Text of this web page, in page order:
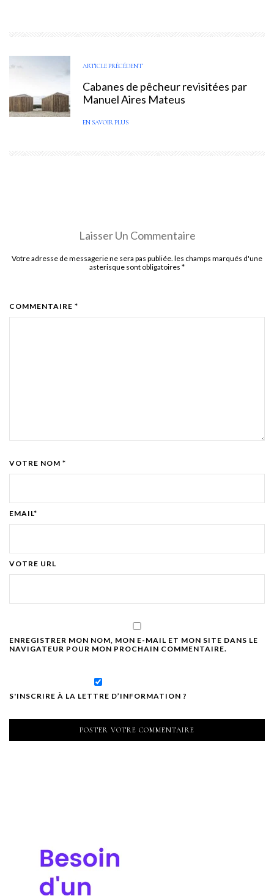
ARTICLE PRÉCÉDENT
Cabanes de pêcheur revisitées par
Manuel Aires Mateus
EN SAVOIR PLUS
Laisser Un Commentaire
Votre adresse de messagerie ne sera pas publiée. les champs marqués d'une
asterisque sont obligatoires *
COMMENTAIRE *
VOTRE NOM *
EMAIL*
VOTRE URL
ENREGISTRER MON NOM, MON E-MAIL ET MON SITE DANS LE
NAVIGATEUR POUR MON PROCHAIN COMMENTAIRE.
S'INSCRIRE À LA LETTRE D’INFORMATION ?